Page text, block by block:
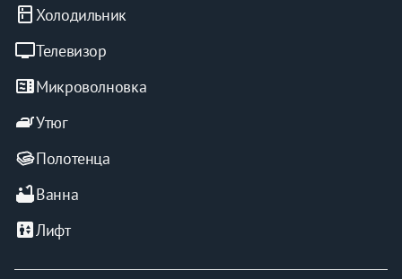
kitchen Холодильник
tvТелевизор
microwaveМикроволновка
ironУтюг
Полотенца
bathtubВанна
elevatorЛифт